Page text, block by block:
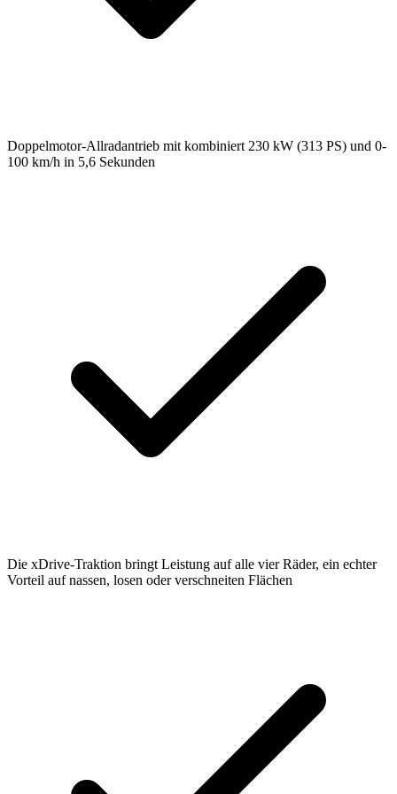
Doppelmotor-Allradantrieb mit kombiniert 230 kW (313 PS) und 0-
100 km/h in 5,6 Sekunden
Die xDrive-Traktion bringt Leistung auf alle vier Räder, ein echter
Vorteil auf nassen, losen oder verschneiten Flächen